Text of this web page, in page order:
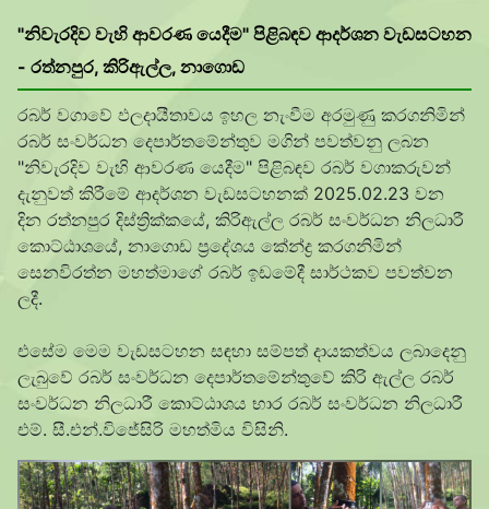
"නිවැරදිව වැහි ආවරණ යෙදීම" පිළිබඳව ආදර්ශන වැඩසටහන
- රත්නපුර, කිරිඇල්ල, නාගොඩ
රබර් වගාවේ ඵලදායීතාවය ඉහල නැංවීම අරමුණු කරගනිමින්
රබර් සංවර්ධන දෙපාර්තමේන්තුව මගින් පවත්වනු ලබන
"නිවැරදිව වැහි ආවරණ යෙදීම" පිළිබඳව රබර් වගාකරුවන්
දැනුවත් කිරීමේ ආදර්ශන වැඩසටහනක් 2025.02.23 වන
දින රත්නපුර දිස්ත්රික්කයේ, කිරිඇල්ල රබර් සංවර්ධන නිලධාරී
කොට්ඨාශයේ, නාගොඩ ප්රදේශය කේන්ද් ර කරගනිමින්
සෙනවිරත්න මහත්මාගේ රබර් ඉඩමේදී සාර්ථකව පවත්වන
ලදී.
එසේම මෙම වැඩසටහන සඳහා සම්පත් දායකත්වය ලබාදෙනු
ලැබුවේ රබර් සංවර්ධන දෙපාර්තමේන්තුවේ කිරි ඇල්ල රබර්
සංවර්ධන නිලධාරී කොට්ඨාශය භාර රබර් සංවර්ධන නිලධාරී
එම්. සී.එන්.විජේසිරි මහත්මිය විසිනි.